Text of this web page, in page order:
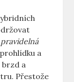
pravidelná
⁤a
brzd a
Přestože